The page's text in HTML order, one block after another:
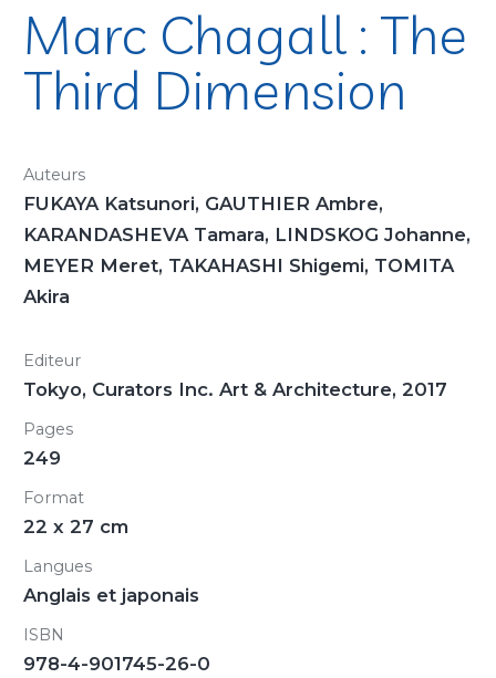
Marc Chagall : The
Third Dimension
Auteurs
FUKAYA Katsunori, GAUTHIER Ambre,
KARANDASHEVA Tamara, LINDSKOG Johanne,
MEYER Meret, TAKAHASHI Shigemi, TOMITA
Akira
Editeur
Tokyo, Curators Inc. Art & Architecture, 2017
Pages
249
Format
22 x 27 cm
Langues
Anglais et japonais
ISBN
978-4-901745-26-0